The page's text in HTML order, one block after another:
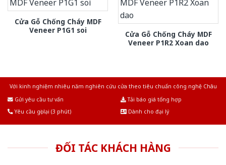
Cửa Gỗ Chống Cháy MDF
Veneer P1G1 soi
Cửa Gỗ Chống Cháy MDF
Veneer P1R2 Xoan dao
Với kinh nghiệm nhiêu năm nghiên cứu cửa theo tiêu chuẩn công nghệ Châu
Gửi yêu cầu tư vấn
Tải báo giá tổng hợp
Yêu cầu gọi lại (3 phút)
Dành cho đại lý
ĐỐI TÁC KHÁCH HÀNG